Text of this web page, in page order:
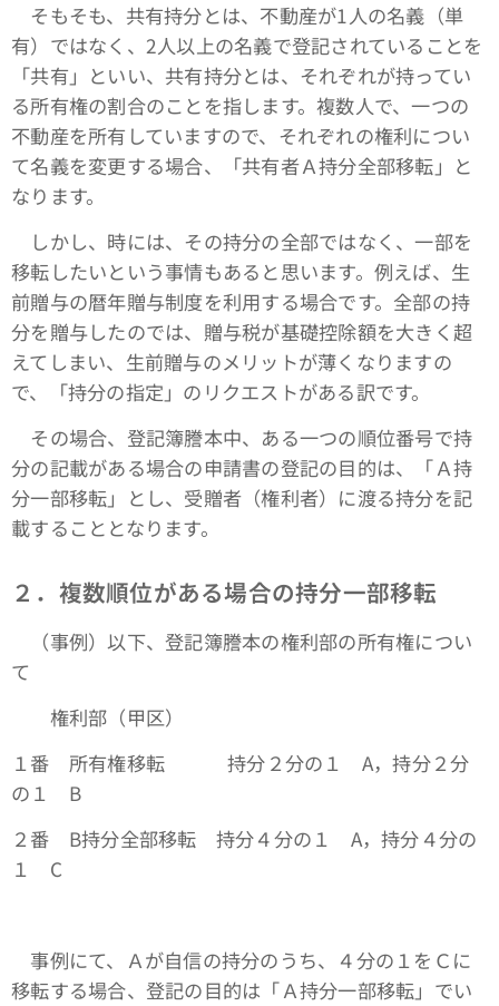
そもそも、共有持分とは、不動産が1人の名義（単
有）ではなく、2人以上の名義で登記されていることを
「共有」といい、共有持分とは、それぞれが持ってい
る所有権の割合のことを指します。複数人で、一つの
不動産を所有していますので、それぞれの権利につい
て名義を変更する場合、「共有者Ａ持分全部移転」と
なります。
しかし、時には、その持分の全部ではなく、一部を
移転したいという事情もあると思います。例えば、生
前贈与の暦年贈与制度を利用する場合です。全部の持
分を贈与したのでは、贈与税が基礎控除額を大きく超
えてしまい、生前贈与のメリットが薄くなりますの
で、「持分の指定」のリクエストがある訳です。
その場合、登記簿謄本中、ある一つの順位番号で持
分の記載がある場合の申請書の登記の目的は、「Ａ持
分一部移転」とし、受贈者（権利者）に渡る持分を記
載することとなります。
２．複数順位がある場合の持分一部移転
（事例）以下、登記簿謄本の権利部の所有権につい
て
権利部（甲区）
１番 所有権移転 持分２分の１ A，持分２分
の１ B
２番 B持分全部移転 持分４分の１ A，持分４分の
１ C
事例にて、Ａが自信の持分のうち、４分の１をＣに
移転する場合、登記の目的は「Ａ持分一部移転」でい